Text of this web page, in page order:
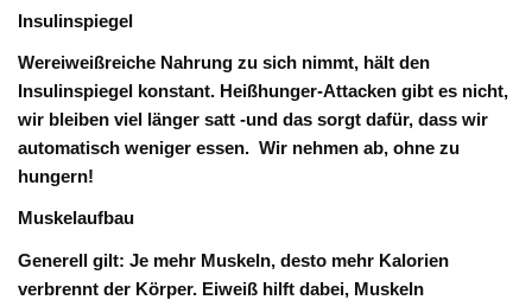
Insulinspiegel
Wereiweißreiche Nahrung zu sich nimmt, hält den
Insulinspiegel konstant. Heißhunger-Attacken gibt es nicht,
wir bleiben viel länger satt -und das sorgt dafür, dass wir
automatisch wenigeressen. Wir nehmen ab, ohne zu
hungern!
Muskelaufbau
Generell gilt: Je mehr Muskeln, desto mehr Kalorien
verbrennt der Körper. Eiweiß hilft dabei, Muskeln